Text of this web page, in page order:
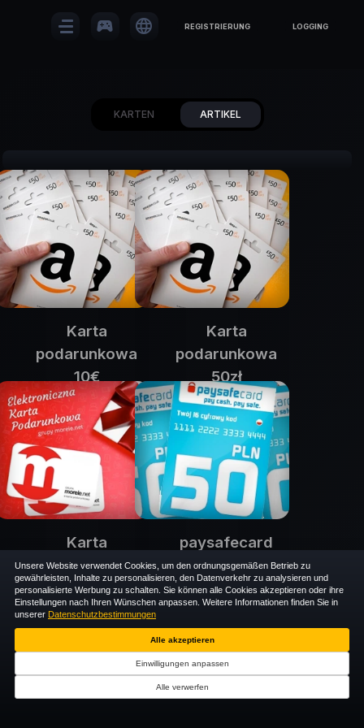
sports_esports language REGISTRIERUNG LOGGING
KARTEN ARTIKEL
Karta
podarunkowa
10€
amazon.de
64 000 e$
Karta
podarunkowa
50zł
amazon.pl
69 000 e$
Karta
podarunkowa
50zł
morele.net
69 000 e$
paysafecard
50zł
paysafecard
69 000 e$
Unsere Website verwendet Cookies, um den ordnungsgemäßen Betrieb zu
gewährleisten, Inhalte zu personalisieren, den Datenverkehr zu analysieren und
personalisierte Werbung zu schalten. Sie können alle Cookies akzeptieren oder ihre
Einstellungen nach Ihren Wünschen anpassen. Weitere Informationen finden Sie in
unserer Datenschutzbestimmungen
Alle akzeptieren
Einwilligungen anpassen
Alle verwerfen